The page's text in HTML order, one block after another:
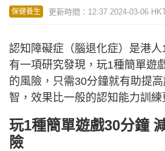
保健養生 更新時間：12:37 2024-03-06
認知障礙症（腦退化症）是港
有一項研究發現，玩1種簡單遊
的風險，只需30分鐘就有助提
智，效果比一般的認知能力訓練
玩1種簡單遊戲30分鐘
險